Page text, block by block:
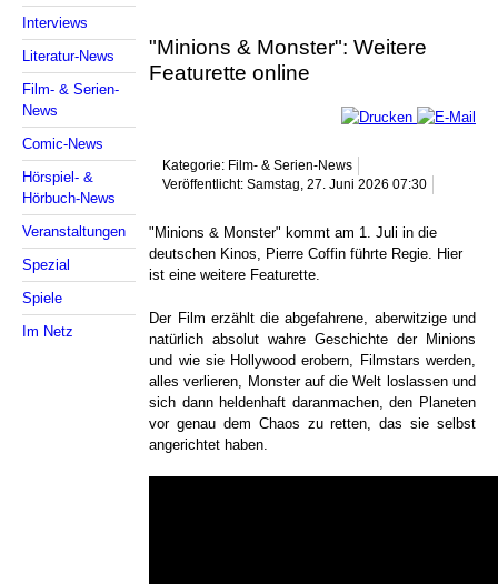
Interviews
Literatur-News
Film- & Serien-
News
Comic-News
Hörspiel- &
Hörbuch-News
Veranstaltungen
Spezial
Spiele
Im Netz
"Minions & Monster": Weitere
Featurette online
Kategorie: Film- & Serien-News
Veröffentlicht: Samstag, 27. Juni 2026 07:30
"Minions & Monster" kommt am 1. Juli in die
deutschen Kinos, Pierre Coffin führte Regie. Hier
ist eine weitere Featurette.
Der Film erzählt die abgefahrene, aberwitzige und
natürlich absolut wahre Geschichte der Minions
und wie sie Hollywood erobern, Filmstars werden,
alles verlieren, Monster auf die Welt loslassen und
sich dann heldenhaft daranmachen, den Planeten
vor genau dem Chaos zu retten, das sie selbst
angerichtet haben.